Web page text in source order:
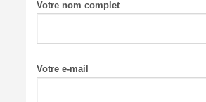
Votre nom complet
Votre e-mail